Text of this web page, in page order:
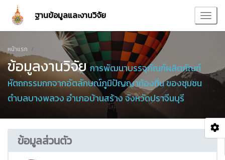
ฐานข้อมูลและงานวิจัย
หน้าแรก
ข้อมูลงานวิจัยการพัฒนาบรรจุภัณฑ์ผลิตภัณฑ์
หัตถกรรมกกจากอัตลักษณ์ภูมิปัญญาท้องถิ่น ของชุมชน
ตำบลบางพลวง อำเภอบ้านสร้าง จังหวัดปราจีนบุรี
ข้อมูลส่วนตัว